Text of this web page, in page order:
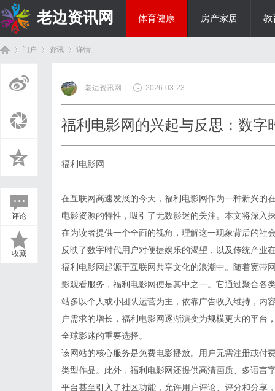
老边资讯网 体育健康 房产家居 教
门户 资讯
›
详情
评论
收藏
老边资讯网 2026-03-23
福利电影网的兴起与反思：数字
福利电影网
在互联网高速发展的今天，福利电影网作为一种新兴的
电影资源的特性，吸引了无数影迷的关注。本文将深入
在为读者提供一个全面的视角，理解这一现象背后的社
反映了数字时代用户对便捷娱乐的渴望，以及传统产业
福利电影网起源于互联网共享文化的浪潮中。随着宽带
影观看服务，福利电影网便是其中之一。它通过聚合各
站多以个人或小团队运营为主，依靠广告收入维持，内
户需求的增长，福利电影网逐渐演变为规模更大的平
全球影迷的重要选择。
该网站的核心服务是免费电影播放。用户无需注册或付
类型作品。此外，福利电影网还提供高清画质、多语言
平台甚至引入了社区功能，允许用户评论、评分和分享